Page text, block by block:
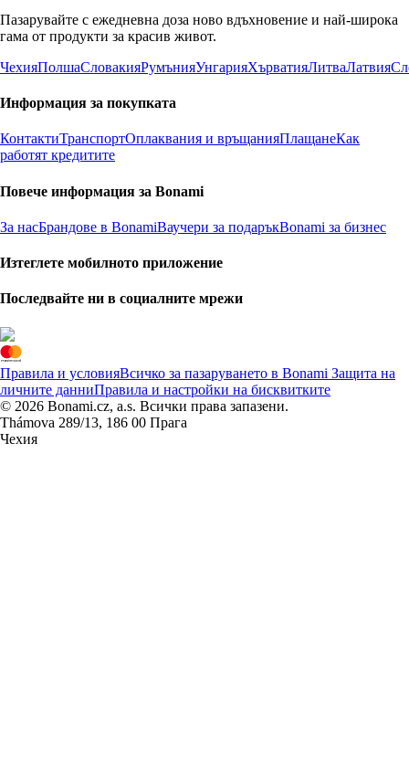
Пазарувайте с ежедневна доза ново вдъхновение и най-широка
гама от продукти за красив живот.
ЧехияПолшаСловакияРумънияУнгарияХърватияЛитваЛатвия
Информация за покупката
КонтактиТранспортОплаквания и връщанияПлащанеКак
работят кредитите
Повече информация за Bonami
За насБрандове в BonamiВаучери за подаръкBonami за бизнес
Изтеглете мобилното приложение
Последвайте ни в социалните мрежи
Правила и условияВсичко за пазаруването в Bonami Защита на
личните данниПравила и настройки на бисквитките
© 2026 Bonami.cz, a.s. Всички права запазени.
Thámova 289/13, 186 00 Прага
Чехия